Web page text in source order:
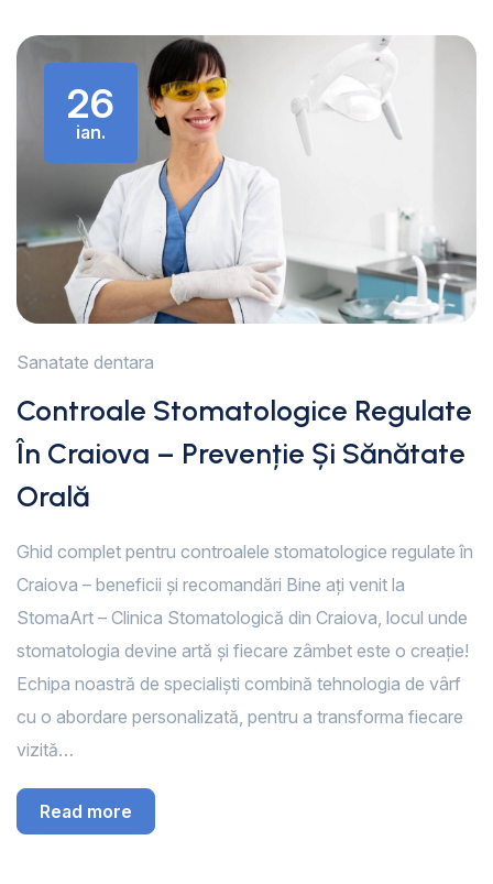
26
ian.
Sanatate dentara
Controale Stomatologice Regulate
În Craiova – Prevenție Și Sănătate
Orală
Ghid complet pentru controalele stomatologice regulate în
Craiova – beneficii și recomandări Bine ați venit la
StomaArt – Clinica Stomatologică din Craiova, locul unde
stomatologia devine artă și fiecare zâmbet este o creație!
Echipa noastră de specialiști combină tehnologia de vârf
cu o abordare personalizată, pentru a transforma fiecare
vizită…
Read more